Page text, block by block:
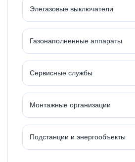
Элегазовые выключатели
Газонаполненные аппараты
Сервисные службы
Монтажные организации
Подстанции и энергообъекты